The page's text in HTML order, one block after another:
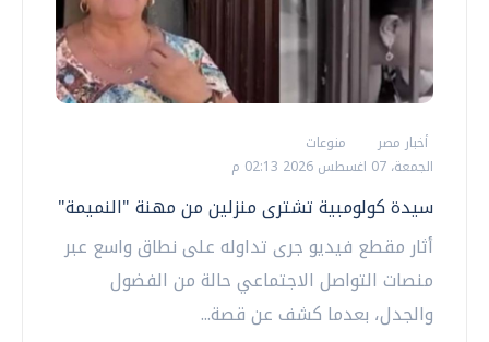
أخبار مصر
منوعات
الجمعة، 07 اغسطس 2026 02:13 م
سيدة كولومبية تشترى منزلين من مهنة "النميمة"
أثار مقطع فيديو جرى تداوله على نطاق واسع عبر
منصات التواصل الاجتماعي حالة من الفضول
والجدل، بعدما كشف عن قصة...